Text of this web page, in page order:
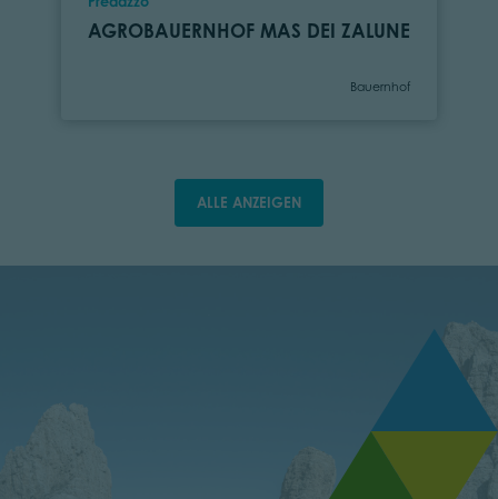
AGROBAUERNHOF MAS DEI ZALUNE
Kategorie
Bauernhof
ALLE ANZEIGEN